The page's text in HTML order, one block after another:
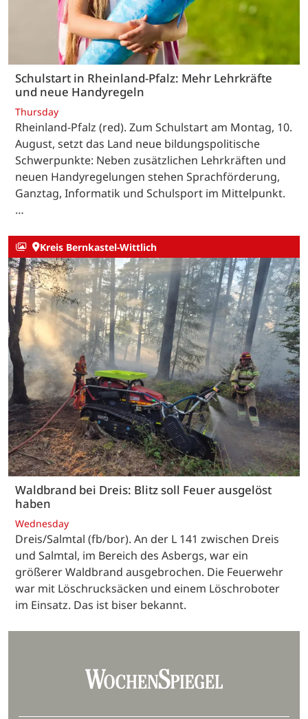
Schulstart in Rheinland-Pfalz: Mehr Lehrkräfte
und neue Handyregeln
Thursday
Rheinland-Pfalz (red). Zum Schulstart am Montag, 10.
August, setzt das Land neue bildungspolitische
Schwerpunkte: Neben zusätzlichen Lehrkräften und
neuen Handyregelungen stehen Sprachförderung,
Ganztag, Informatik und Schulsport im Mittelpunkt.
…
Kreis Bernkastel-Wittlich
Waldbrand bei Dreis: Blitz soll Feuer ausgelöst
haben
Wednesday
Dreis/Salmtal (fb/bor). An der L 141 zwischen Dreis
und Salmtal, im Bereich des Asbergs, war ein
größerer Waldbrand ausgebrochen. Die Feuerwehr
war mit Löschrucksäcken und einem Löschroboter
im Einsatz. Das ist biser bekannt.